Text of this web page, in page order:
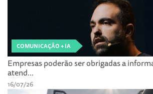
COMUNICAÇÃO + IA
Empresas poderão ser obrigadas a
atend...
16/07/26